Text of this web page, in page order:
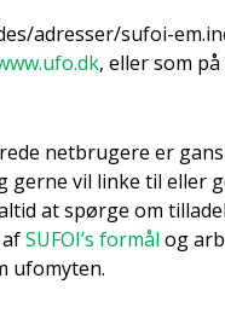
adresser/sufoi-
, eller som
net­bru­ge­re er
ger­ne vil lin­ke til eller
at spør­ge om
SUFOI’s for­mål og
ufo­myten.